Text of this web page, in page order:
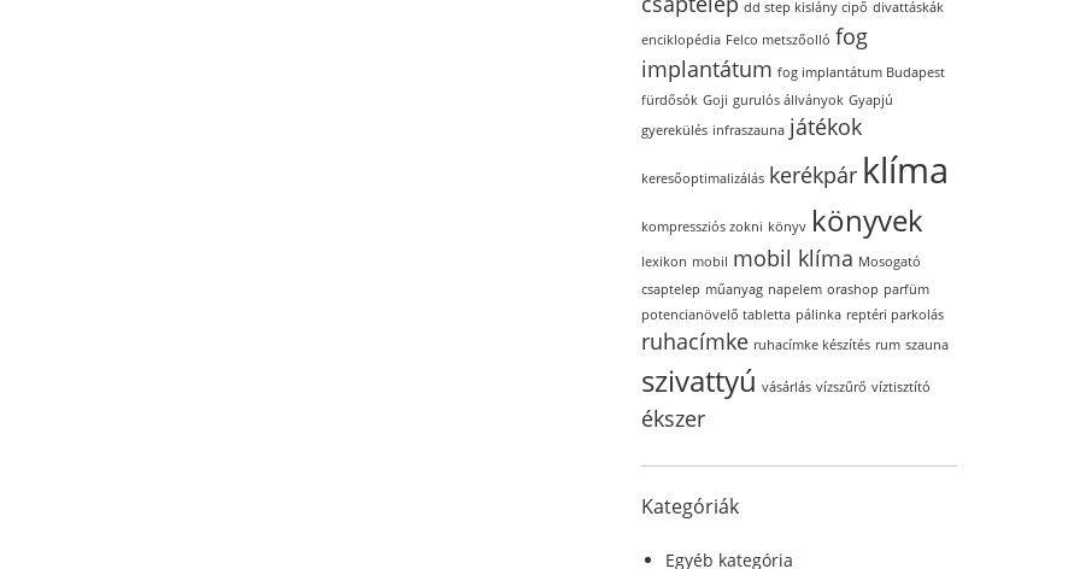
dd step kislány cipő divattáskák
enciklopédia Felco metszőolló fog
implantátum fog implantátum Budapest
fürdősók Goji gurulós állványok Gyapjú
gyerekülés infraszauna játékok
keresőoptimalizálás kerékpár klíma
kompressziós zokni könyv könyvek
lexikon mobil mobil klíma Mosogató
csaptelep műanyag napelem orashop parfüm
potencianövelő tabletta pálinka reptéri parkolás
ruhacímke ruhacímke készítés rum szauna
szivattyú vásárlás vízszűrő víztisztító
ékszer
Kategóriák
Egyéb kategória